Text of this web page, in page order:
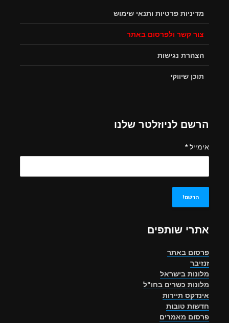
מדיניות פרטיות ותנאי שימוש
צור קשר ולפרסום באתר
הצהרת נגישות
תוכן שיווקי
הרשם לניוזלטר שלנו
אימייל*
אתרי שותפים
פרסום באתר
זנזיבר
מלונות בישראל
מלונות כשרים בחו"ל
אינדקס תיירות
חדשות טובות
פרסום מאמרים